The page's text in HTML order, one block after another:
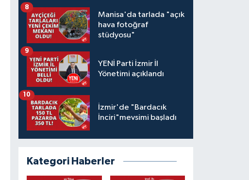
Manisa'da tarlada "açık
hava fotoğraf
stüdyosu"
8
YENİ Parti İzmir İl
Yönetimi açıklandı
9
İzmir'de "Bardacık
İnciri"mevsimi başladı
10
Kategori Haberler